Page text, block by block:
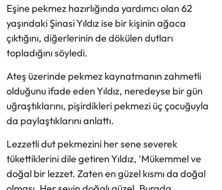
Kuvvetlendireceğiz”
Eşine pekmez hazırlığında yardımcı olan 62
yaşındaki Şinasi Yıldız ise bir kişinin ağaca
çıktığını, diğerlerinin de dökülen dutları
topladığını söyledi.
Ateş üzerinde pekmez kaynatmanın zahmetli
olduğunu ifade eden Yıldız, neredeyse bir gün
uğraştıklarını, pişirdikleri pekmezi üç çocuğuyla
da paylaştıklarını anlattı.
Lezzetli dut pekmezini her sene severek
tükettiklerini dile getiren Yıldız, 'Mükemmel ve
doğal bir lezzet. Zaten en güzel kısmı da doğal